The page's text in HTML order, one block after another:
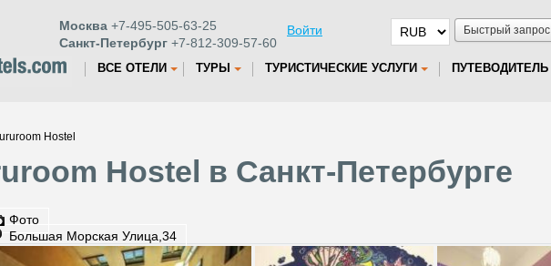
Быстрый запрос
Москва +7-495-505-63-25
Санкт-Петербург +7-812-309-57-60
Войти
ВСЕ ОТЕЛИ ТУРЫ ТУРИСТИЧЕСКИЕ УСЛУГИ ПУТЕВОДИТЕЛЬ
Hostel
Hostel в Санкт-Петербурге
Фото
Большая Морская Улица,34